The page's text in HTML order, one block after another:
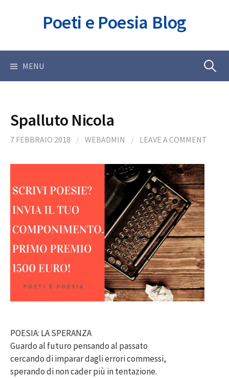
Poeti e Poesia Blog
MENU Ricerca
Spalluto Nicola
7 FEBBRAIO 2018 / WEBADMIN / LEAVE A COMMENT
POESIA: LA SPERANZA
Guardo al futuro pensando al passato
cercando di imparar dagli errori commessi,
sperando di non cader più in tentazione.